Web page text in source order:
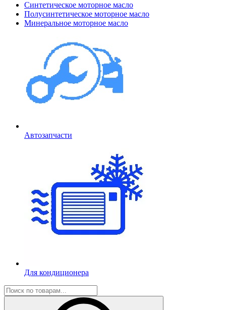
Синтетическое моторное масло
Полусинтетическое моторное масло
Минеральное моторное масло
Автозапчасти
Для кондиционера